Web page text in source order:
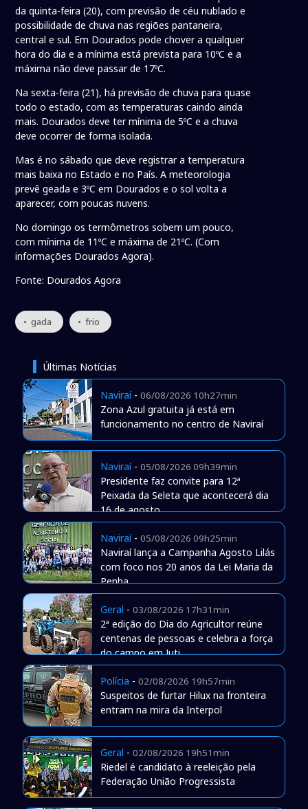
da quinta-feira (20), com previsão de céu nublado e
possibilidade de chuva nas regiões pantaneira,
central e sul. Em Dourados pode chover a qualquer
hora do dia e a mínima está prevista para 10ºC e a
máxima não deve passar de 17ºC.
Na sexta-feira (21), há previsão de chuva para quase
todo o estado, com as temperaturas caindo ainda
mais. Dourados deve ter mínima de 5ºC e a chuva
deve ocorrer de forma isolada.
Mas é no sábado que deve registrar a temperatura
mais baixa no Estado e no País. A meteorologia
prevê geada e 3ºC em Dourados e o sol volta a
aparecer, com poucas nuvens.
No domingo os termômetros sobem um pouco,
com mínima de 11ºC e máxima de 21ºC. (Com
informações Dourados Agora).
Fonte: Dourados Agora
• gada • frio
Últimas Notícias
Naviraí- 06/08/2026 10h27min
Zona Azul gratuita já está em
funcionamento no centro de Naviraí
Naviraí- 05/08/2026 09h39min
Presidente faz convite para 12ª
Peixada da Seleta que acontecerá dia
16 de agosto
Naviraí- 05/08/2026 09h25min
Naviraí lança a Campanha Agosto Lilás
com foco nos 20 anos da Lei Maria da
Penha
Geral - 03/08/2026 17h31min
2ª edição do Dia do Agricultor reúne
centenas de pessoas e celebra a força
do campo em Juti
Polícia - 02/08/2026 19h57min
Suspeitos de furtar Hilux na fronteira
entram na mira da Interpol
Geral - 02/08/2026 19h51min
Riedel é candidato à reeleição pela
Federação União Progressista